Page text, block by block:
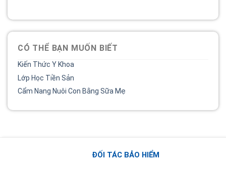
CÓ THỂ BẠN MUỐN BIẾT
Kiến Thức Y Khoa
Lớp Học Tiền Sản
Cẩm Nang Nuôi Con Bằng Sữa Mẹ
ĐỐI TÁC BẢO HIỂM